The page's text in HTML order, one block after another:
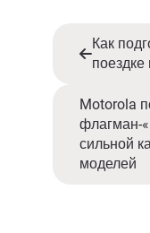
Как
Motorola
флагман-
сильной
моделей